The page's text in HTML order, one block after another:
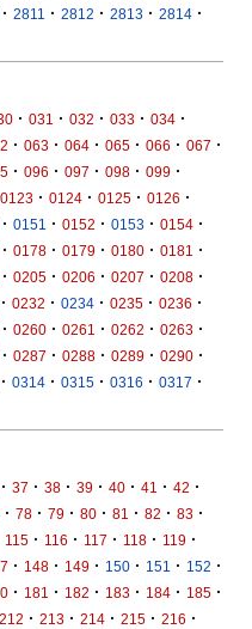
· 2811 · 2812 · 2813 · 2814 ·
· 031 · 032 · 033 · 034 ·
· 063 · 064 · 065 · 066 · 067 ·
· 096 · 097 · 098 · 099 ·
0123 · 0124 · 0125 · 0126 ·
· 0151 · 0152 · 0153 · 0154 ·
· 0178 · 0179 · 0180 · 0181 ·
· 0205 · 0206 · 0207 · 0208 ·
· 0232 · 0234 · 0235 · 0236 ·
· 0260 · 0261 · 0262 · 0263 ·
· 0287 · 0288 · 0289 · 0290 ·
· 0314 · 0315 · 0316 · 0317 ·
· 37 · 38 · 39 · 40 · 41 · 42 ·
· 78 · 79 · 80 · 81 · 82 · 83 ·
115 · 116 · 117 · 118 · 119 ·
· 148 · 149 · 150 · 151 · 152 ·
· 181 · 182 · 183 · 184 · 185 ·
212 · 213 · 214 · 215 · 216 ·